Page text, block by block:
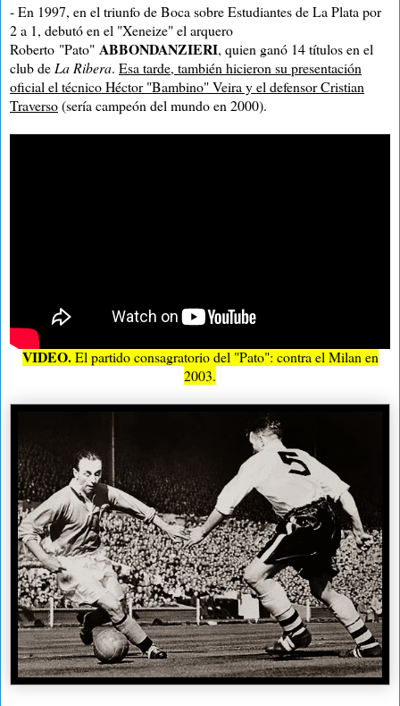
- En 1997, en el triunfo de Boca sobre Estudiantes de La Plata por
2 a 1, debutó en el "Xeneize" el arquero
Roberto "Pato" ABBONDANZIERI, quien ganó 14 títulos en el
club de La Ribera. Esa tarde, también hicieron su presentación
oficial el técnico Héctor "Bambino" Veira y el defensor Cristian
Traverso(sería campeón del mundo en 2000).
VIDEO.El partido consagratorio del "Pato": contra el Milan en
2003.